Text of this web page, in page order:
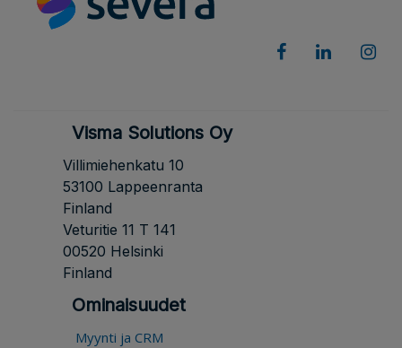
Visma Solutions Oy
Villimiehenkatu 10
53100 Lappeenranta
Finland
Veturitie 11 T 141
00520 Helsinki
Finland
Ominaisuudet
Myynti ja CRM